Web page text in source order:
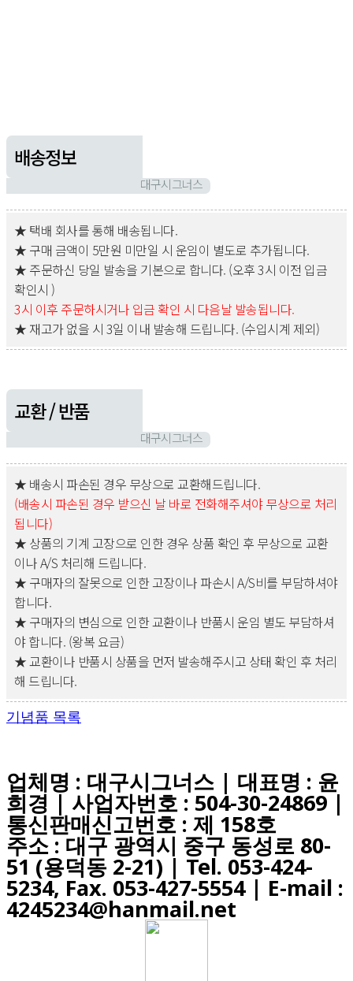
배송정보
대구시그너스
★ 택배 회사를 통해 배송됩니다.
★ 구매 금액이 5만원 미만일 시 운임이 별도로 추가됩니다.
★ 주문하신 당일 발송을 기본으로 합니다. (오후 3시 이전 입금
확인시 )
3시 이후 주문하시거나 입금 확인 시 다음날 발송됩니다.
★ 재고가 없을 시 3일 이내 발송해 드립니다. (수입시계 제외)
교환 / 반품
대구시그너스
★ 배송시 파손된 경우 무상으로 교환해드립니다.
(배송시 파손된 경우 받으신 날 바로 전화해주셔야 무상으로 처리
됩니다)
★ 상품의 기계 고장으로 인한 경우 상품 확인 후 무상으로 교환
이나 A/S 처리해 드립니다.
★ 구매자의 잘못으로 인한 고장이나 파손시 A/S비를 부담하셔야
합니다.
★ 구매자의 변심으로 인한 교환이나 반품시 운임 별도 부담하셔
야 합니다. (왕복 요금)
★ 교환이나 반품시 상품을 먼저 발송해주시고 상태 확인 후 처리
해 드립니다.
기념품 목록
업체명 : 대구시그너스 | 대표명 : 윤
희경 | 사업자번호 : 504-30-24869 |
통신판매신고번호 : 제 158호
주소 : 대구 광역시 중구 동성로 80-
51 (용덕동 2-21) | Tel. 053-424-
5234, Fax. 053-427-5554| E-mail :
4245234@hanmail.net